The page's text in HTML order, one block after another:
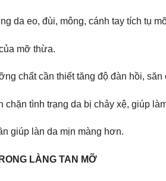
da eo, đùi, mông, cánh tay tích tụ
mỡ thừa.
chất cần thiết tăng độ đàn hồi,
chặn tình trạng da bị chảy xệ, giúp
giúp làn da mịn màng hơn.
LÀNG TAN MỠ